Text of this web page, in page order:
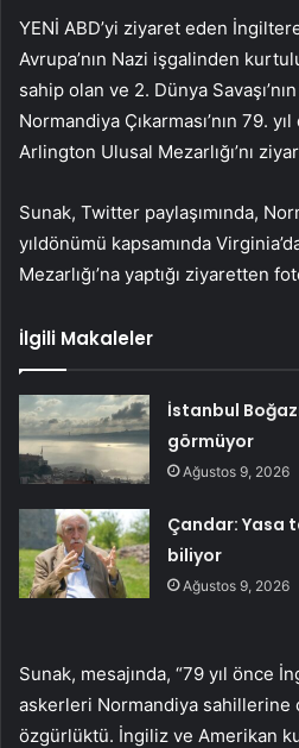
YENİ ABD’yi ziyaret eden
Avrupa’nın Nazi işgalinden
sahip olan ve 2. Dünya
Normandiya Çıkarması’nın 79.
Arlington Ulusal Mezarlığı’nı
Sunak, Twitter paylaşımında,
yıldönümü kapsamında
Mezarlığı’na yaptığı ziyaretten
İlgili Makaleler
İstanbul
görmüyor
Ağustos 9, 2026
Çandar: Yasa
biliyor
Ağustos 9, 2026
Sunak, mesajında, “79 yıl önce
askerleri Normandiya sahillerine
özgürlüktü. İngiliz ve Amerikan